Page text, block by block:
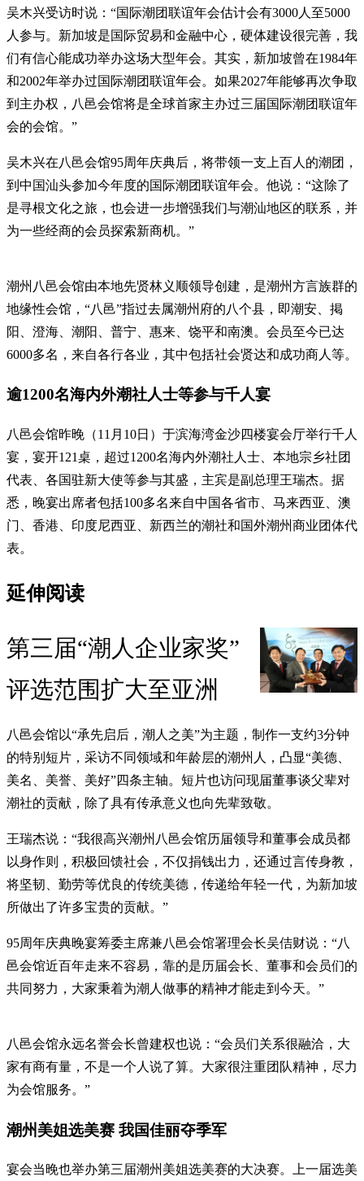
吴木兴受访时说：“国际潮团联谊年会估计会有3000人至5000
人参与。新加坡是国际贸易和金融中心，硬体建设很完善，我
们有信心能成功举办这场大型年会。其实，新加坡曾在1984年
和2002年举办过国际潮团联谊年会。如果2027年能够再次争取
到主办权，八邑会馆将是全球首家主办过三届国际潮团联谊年
会的会馆。”
吴木兴在八邑会馆95周年庆典后，将带领一支上百人的潮团，
到中国汕头参加今年度的国际潮团联谊年会。他说：“这除了
是寻根文化之旅，也会进一步增强我们与潮汕地区的联系，并
为一些经商的会员探索新商机。”
潮州八邑会馆由本地先贤林义顺领导创建，是潮州方言族群的
地缘性会馆，“八邑”指过去属潮州府的八个县，即潮安、掲
阳、澄海、潮阳、普宁、惠来、饶平和南澳。会员至今已达
6000多名，来自各行各业，其中包括社会贤达和成功商人等。
逾1200名海内外潮社人士等参与千人宴
八邑会馆昨晚（11月10日）于滨海湾金沙四楼宴会厅举行千人
宴，宴开121桌，超过1200名海内外潮社人士、本地宗乡社团
代表、各国驻新大使等参与其盛，主宾是副总理王瑞杰。据
悉，晚宴出席者包括100多名来自中国各省市、马来西亚、澳
门、香港、印度尼西亚、新西兰的潮社和国外潮州商业团体代
表。
延伸阅读
第三届“潮人企业家奖”
评选范围扩大至亚洲
八邑会馆以“承先启后，潮人之美”为主题，制作一支约3分钟
的特别短片，采访不同领域和年龄层的潮州人，凸显“美德、
美名、美誉、美好”四条主轴。短片也访问现届董事谈父辈对
潮社的贡献，除了具有传承意义也向先辈致敬。
王瑞杰说：“我很高兴潮州八邑会馆历届领导和董事会成员都
以身作则，积极回馈社会，不仅捐钱出力，还通过言传身教，
将坚韧、勤劳等优良的传统美德，传递给年轻一代，为新加坡
所做出了许多宝贵的贡献。”
95周年庆典晚宴筹委主席兼八邑会馆署理会长吴佶财说：“八
邑会馆近百年走来不容易，靠的是历届会长、董事和会员们的
共同努力，大家秉着为潮人做事的精神才能走到今天。”
八邑会馆永远名誉会长曾建权也说：“会员们关系很融洽，大
家有商有量，不是一个人说了算。大家很注重团队精神，尽力
为会馆服务。”
潮州美姐选美赛 我国佳丽夺季军
宴会当晚也举办第三届潮州美姐选美赛的大决赛。上一届选美